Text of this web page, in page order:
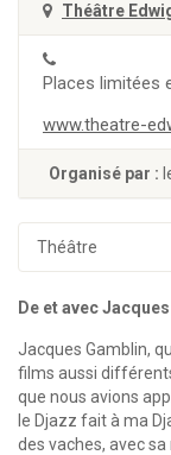
Théâtre
Places limitées
www.theatre-
Organisé par :
Théâtre
De et avec
Jacques Gamblin,
films aussi
que nous avions
le Djazz fait à ma
des vaches, avec sa